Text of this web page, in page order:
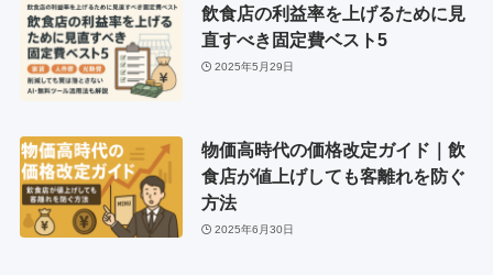
飲食店の利益率を上げるために見
直すべき固定費ベスト5
2025年5月29日
物価高時代の価格改定ガイド｜飲
食店が値上げしても客離れを防ぐ
方法
2025年6月30日